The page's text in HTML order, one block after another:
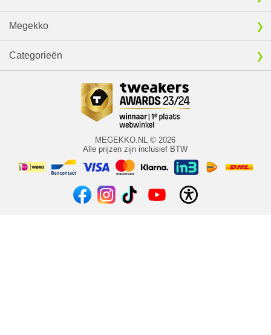
Megekko
Categorieën
MEGEKKO.NL © 2026
Alle prijzen zijn inclusief BTW